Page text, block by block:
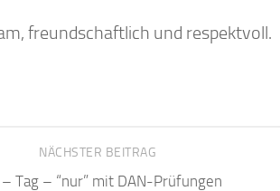
freundschaftlich und respektvoll.
NÄCHSTER BEITRAG
– Tag – “nur” mit DAN-Prüfungen